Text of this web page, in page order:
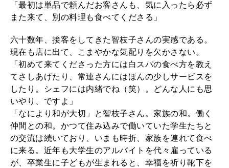
「最初は単品で頼んだお客さんも、気に入ったら必ず
また来て、別の料理も食べてくださる」
六十数年、接客をしてきた智枝子さんの実感である。
現在も店に出て、こまやかな気配りを欠かさない。
「初めて来てくださった方には白スパの食べ方を教え
てさしあげたり、常連さんにはほんの少しサービスを
したり。シェフには内緒でね（笑）。どんな人にも思
いやり、ですよ」
「なにより和が大切」と智枝子さん。家族の和。働く
仲間との和。かつて住み込みで働いていた学生たちと
の交流は続いており、いまも時折、家族を連れて食べ
に来る。近年も大学生のアルバイトを代々雇っている
が、卒業生に子どもが生まれると、幸福を祈り靴下を